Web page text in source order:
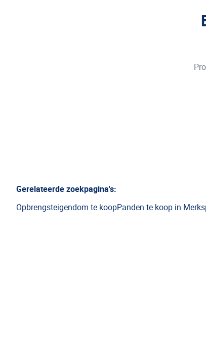
Gerelateerde zoekpagina's:
Opbrengsteigendom te koopPanden te koop in